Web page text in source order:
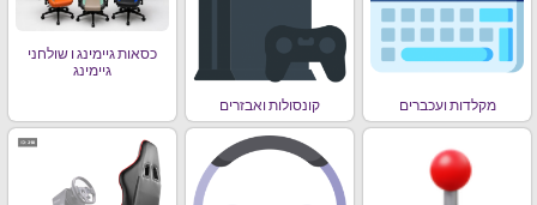
מקלדות ועכברים קונסולות ואבזרים
כסאות גיימינג ו שולחני
גיימינג